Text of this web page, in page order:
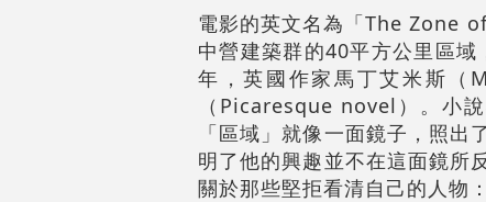
電影的英文名為「The Zone
中營建築群的40平方公里區
年，英國作家馬丁艾米斯（
（Picaresque novel）。小
「區域」就像一面鏡子，照
明了他的興趣並不在這面鏡所
關於那些堅拒看清自己的人物